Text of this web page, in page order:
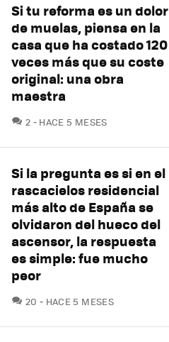
Si tu reforma es un dolor
de muelas, piensa en la
casa que ha costado 120
veces más que su coste
original: una obra
maestra
2 COMENTARIOS
HACE 5 MESES
Si la pregunta es si en el
rascacielos residencial
más alto de España se
olvidaron del hueco del
ascensor, la respuesta
es simple: fue mucho
peor
20 COMENTARIOS
HACE 5 MESES